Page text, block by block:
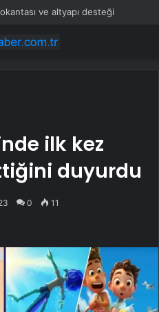
ve altyapı desteği
ilk kez
duyurdu
0 11